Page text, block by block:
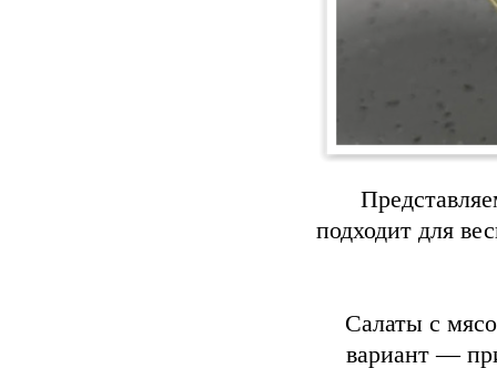
подходит для
Салаты с
вариант —